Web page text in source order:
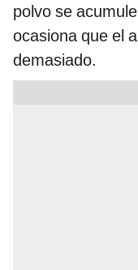
polvo se
ocasiona que el
demasiado.